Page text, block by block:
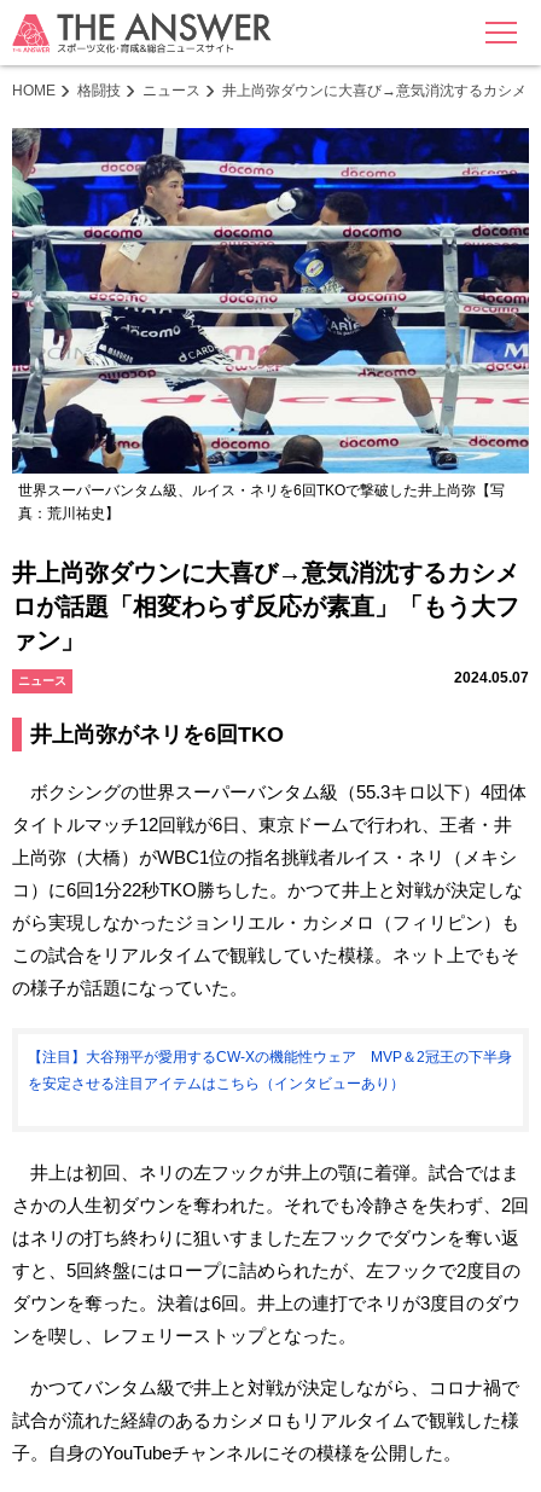
MENU
HOME 格闘技 ニュース 井上尚弥ダウンに大喜び→意気消沈するカシメ
世界スーパーバンタム級、ルイス・ネリを6回TKOで撃破した井上尚弥【写
真：荒川祐史】
井上尚弥ダウンに大喜び→意気消沈するカシメ
ロが話題「相変わらず反応が素直」「もう大フ
ァン」
ニュース 2024.05.07
井上尚弥がネリを6回TKO
ボクシングの世界スーパーバンタム級（55.3キロ以下）4団体
タイトルマッチ12回戦が6日、東京ドームで行われ、王者・井
上尚弥（大橋）がWBC1位の指名挑戦者ルイス・ネリ（メキシ
コ）に6回1分22秒TKO勝ちした。かつて井上と対戦が決定しな
がら実現しなかったジョンリエル・カシメロ（フィリピン）も
この試合をリアルタイムで観戦していた模様。ネット上でもそ
の様子が話題になっていた。
【注目】大谷翔平が愛用するCW-Xの機能性ウェア MVP＆2冠王の下半身
を安定させる注目アイテムはこちら（インタビューあり）
井上は初回、ネリの左フックが井上の顎に着弾。試合ではま
さかの人生初ダウンを奪われた。それでも冷静さを失わず、2回
はネリの打ち終わりに狙いすました左フックでダウンを奪い返
すと、5回終盤にはロープに詰められたが、左フックで2度目の
ダウンを奪った。決着は6回。井上の連打でネリが3度目のダウ
ンを喫し、レフェリーストップとなった。
かつてバンタム級で井上と対戦が決定しながら、コロナ禍で
試合が流れた経緯のあるカシメロもリアルタイムで観戦した様
子。自身のYouTubeチャンネルにその模様を公開した。